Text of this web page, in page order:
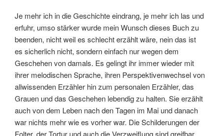
Je mehr ich in die Geschichte eindrang, je mehr ich las und
erfuhr, umso stärker wurde mein Wunsch dieses Buch zu
beenden, nicht weil es schlecht erzählt wäre, nein das ist
es sicherlich nicht, sondern einfach nur wegen dem
Geschehen von damals. Es gelingt ihr immer wieder mit
ihrer melodischen Sprache, ihren Perspektivenwechsel von
allwissenden Erzähler hin zum personalen Erzähler, das
Grauen und das Geschehen lebendig zu halten. Sie erzählt
auch von dem Leben nach den Tagen im Mai und danach
war nichts mehr wie es vorher war. Die Schilderungen der
Folter, der Tortur und auch die Verzweiflung sind greifbar